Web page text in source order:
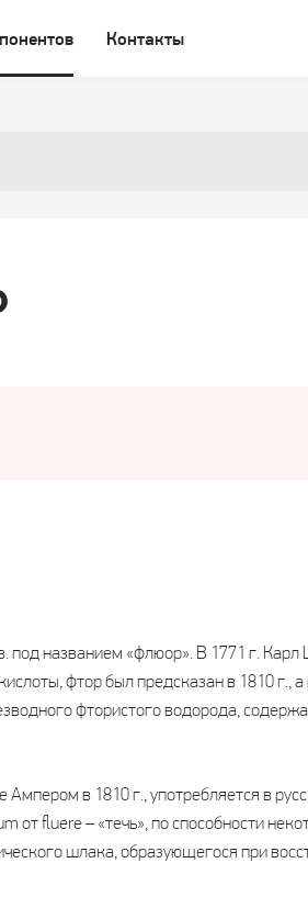
Контакты
под названием «флюор». В 1771 г.
фтор был предсказан в 1810 г.,
фтористого водорода,
в 1810 г., употребляется в
от fluere – «течь», по способности
шлака, образующегося при